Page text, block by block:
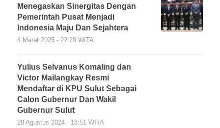
Menegaskan Sinergitas Dengan
Pemerintah Pusat Menjadi
Indonesia Maju Dan Sejahtera
4 Maret 2025 - 22:28 WITA
Yulius Selvanus Komaling dan
Victor Mailangkay Resmi
Mendaftar di KPU Sulut Sebagai
Calon Gubernur Dan Wakil
Gubernur Sulut
28 Agustus 2024 - 18:51 WITA